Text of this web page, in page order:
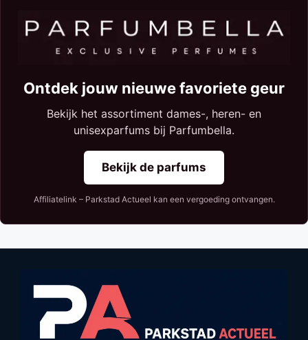
Ontdek jouw nieuwe favoriete geur
Bekijk het assortiment dames-, heren- en
unisexparfums bij Parfumbella.
Bekijk de parfums
Affiliatelink – Parkstad Actueel kan een vergoeding ontvangen.